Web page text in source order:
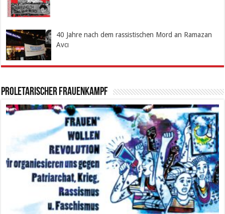
40 Jahre nach dem rassistischen Mord an Ramazan
Avcı
Proletarischer Frauenkampf